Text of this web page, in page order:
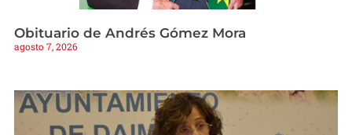
Obituario de Andrés Gómez Mora
agosto 7, 2026